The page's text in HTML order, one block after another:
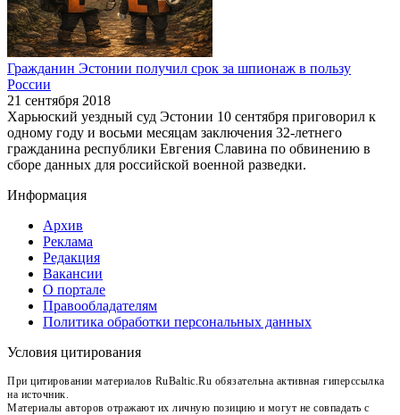
Гражданин Эстонии получил срок за шпионаж в пользу
России
21 сентября 2018
Харьюский уездный суд Эстонии 10 сентября приговорил к
одному году и восьми месяцам заключения 32-летнего
гражданина республики Евгения Славина по обвинению в
сборе данных для российской военной разведки.
Информация
Архив
Реклама
Редакция
Вакансии
О портале
Правообладателям
Политика обработки персональных данных
Условия цитирования
При цитировании материалов RuBaltic.Ru обязательна активная гиперссылка
на источник.
Материалы авторов отражают их личную позицию и могут не совпадать с